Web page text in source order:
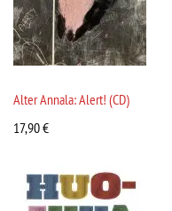
Alter Annala: Alert! (CD)
17,90€